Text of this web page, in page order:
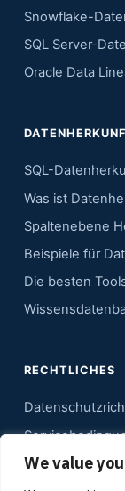
We value
Snowflake-
SQL Server-
Oracle Data
SQL-
Was ist
Spaltenebene
Beispiele für
Die besten
RECHTLICHES
Kontakt